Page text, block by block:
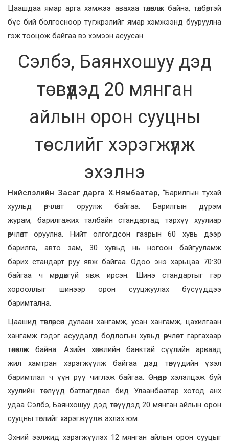
Цаашдаа ямар арга хэмжээ авахаа төлөвлөж байна, төлбөртэй
бүс бий болгосноор түгжрэлийг ямар хэмжээнд бууруулна
гэж тооцож байгаа вэ хэмээн асуусан.
Сэлбэ, Баянхошуу дэд
төвүүдэд 20 мянган
айлын орон сууцны
төслийг хэрэгжүүлж
эхэлнэ
Нийслэлийн Засаг дарга Х.Нямбаатар, “Барилгын тухай
хуульд өөрчлөлт оруулж байгаа. Барилгын дүрэм
журам, барилгажих талбайн стандартад тэрхүү хуулиар
өөрчлөлт оруулна. Нийт олгогдсон газрын 60 хувь дээр
барилга, авто зам, 30 хувьд нь ногоон байгууламж
барих стандарт руу явж байгаа. Одоо энэ харьцаа 70:30
байгаа ч мөрдөхгүй явж ирсэн. Шинэ стандартыг гэр
хорооллыг шинээр орон сууцжуулах бүсүүддээ
баримтална.
Цаашид төвлөрсөн дулаан хангамж, усан хангамж, цахилгаан
хангамж гэдэг асуудалд бодлогын хувьд өөрчлөлт гаргахаар
төлөвлөж байна. Азийн хөгжлийн банктай сүүлийн арваад
жил хамтран хэрэгжүүлж байгаа дэд төвүүдийн үзэл
баримтлал ч үүн рүү чиглэж байгаа. Өнөөдөр хэлэлцэж буй
хуулийн төслүүд батлагдвал бид Улаанбаатар хотод анх
удаа Сэлбэ, Баянхошуу дэд төвүүдэд 20 мянган айлын орон
сууцны төслийг хэрэгжүүлж эхлэх юм.
Эхний ээлжид хэрэгжүүлэх 12 мянган айлын орон сууцыг